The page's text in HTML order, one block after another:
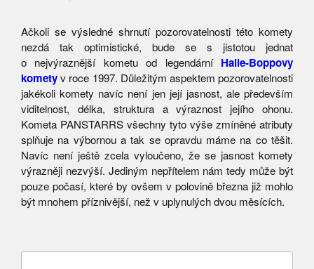
Ačkoli se výsledné shrnutí pozorovatelnosti této komety
nezdá tak optimistické, bude se s jistotou jednat
o nejvýraznější kometu od legendární Halle-Boppovy
kometyv roce 1997. Důležitým aspektem pozorovatelnosti
jakékoli komety navíc není jen její jasnost, ale především
viditelnost, délka, struktura a výraznost jejího ohonu.
Kometa PANSTARRS všechny tyto výše zmíněné atributy
splňuje na výbornou a tak se opravdu máme na co těšit.
Navíc není ještě zcela vyloučeno, že se jasnost komety
výrazněji nezvýší. Jediným nepřítelem nám tedy může být
pouze počasí, které by ovšem v polovině března již mohlo
být mnohem příznivější, než v uplynulých dvou měsících.